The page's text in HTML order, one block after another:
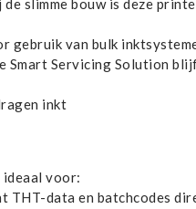
de slimme bouw is deze
gebruik van bulk
Smart Servicing Solution
inkt
ideaal voor:
THT-data en batchcodes